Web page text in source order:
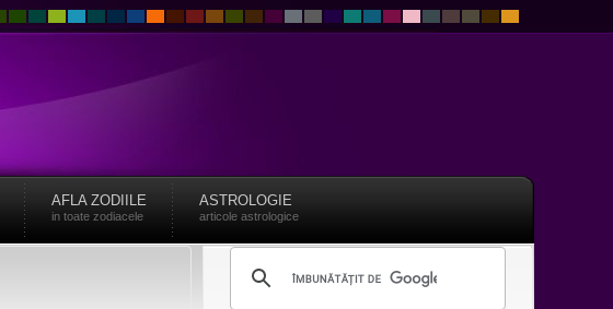
AFLA ZODIILE
in toate zodiacele
ASTROLOGIE
articole astrologice